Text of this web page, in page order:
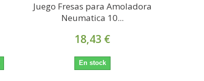
Juego Fresas para Amoladora
Neumatica 10...
18,43 €
En stock